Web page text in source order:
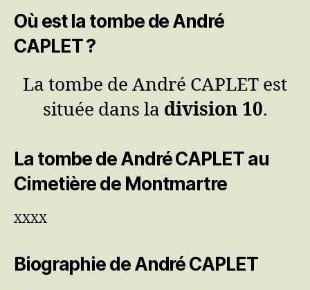
Où est la tombe de André
CAPLET ?
La tombe de André CAPLET est
située dans la division 10.
La tombe de André CAPLET au
Cimetière de Montmartre
XXXX
Biographie de André CAPLET